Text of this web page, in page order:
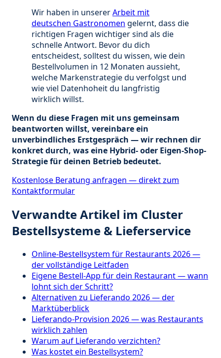
Wir haben in unsererArbeit mit
deutschen Gastronomen gelernt, dass die
richtigen Fragen wichtiger sind als die
schnelle Antwort. Bevor du dich
entscheidest, solltest du wissen, wie dein
Bestellvolumen in 12 Monaten aussieht,
welche Markenstrategie du verfolgst und
wie viel Datenhoheit du langfristig
wirklich willst.
Wenn du diese Fragen mit uns gemeinsam
beantworten willst, vereinbare ein
unverbindliches Erstgespräch — wir rechnen dir
konkret durch, was eine Hybrid- oder Eigen-Shop-
Strategie für deinen Betrieb bedeutet.
Kostenlose Beratung anfragen — direkt zum
Kontaktformular
Verwandte Artikel im Cluster
Bestellsysteme & Lieferservice
Online-Bestellsystem für Restaurants 2026 —
der vollständige Leitfaden
Eigene Bestell-App für dein Restaurant — wann
lohnt sich der Schritt?
Alternativen zu Lieferando 2026 — der
Marktüberblick
Lieferando-Provision 2026 — was Restaurants
wirklich zahlen
Warum auf Lieferando verzichten?
Was kostet ein Bestellsystem?